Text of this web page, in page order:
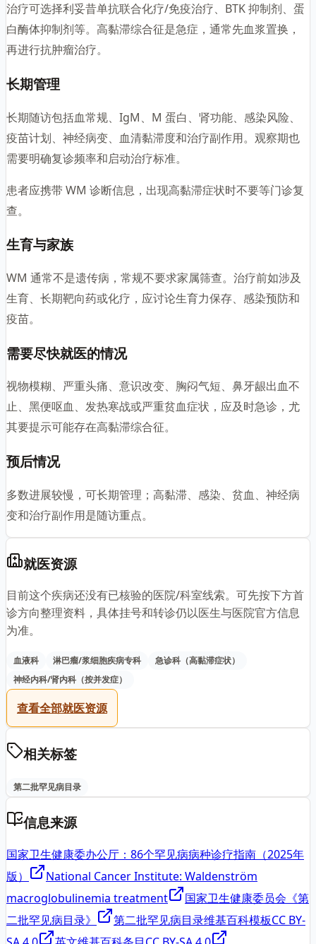
治疗可选择利妥昔单抗联合化疗/免疫治疗、BTK 抑制剂、蛋
白酶体抑制剂等。高黏滞综合征是急症，通常先血浆置换，
再进行抗肿瘤治疗。
长期管理
长期随访包括血常规、IgM、M 蛋白、肾功能、感染风险、
疫苗计划、神经病变、血清黏滞度和治疗副作用。观察期也
需要明确复诊频率和启动治疗标准。
患者应携带 WM 诊断信息，出现高黏滞症状时不要等门诊复
查。
生育与家族
WM 通常不是遗传病，常规不要求家属筛查。治疗前如涉及
生育、长期靶向药或化疗，应讨论生育力保存、感染预防和
疫苗。
需要尽快就医的情况
视物模糊、严重头痛、意识改变、胸闷气短、鼻牙龈出血不
止、黑便呕血、发热寒战或严重贫血症状，应及时急诊，尤
其要提示可能存在高黏滞综合征。
预后情况
多数进展较慢，可长期管理；高黏滞、感染、贫血、神经病
变和治疗副作用是随访重点。
就医资源
目前这个疾病还没有已核验的医院/科室线索。可先按下方首
诊方向整理资料，具体挂号和转诊仍以医生与医院官方信息
为准。
血液科 淋巴瘤/浆细胞疾病专科
急诊科（高黏滞症状）
神经内科/肾内科（按并发症）
查看全部就医资源
相关标签
第二批罕见病目录
信息来源
国家卫生健康委办公厅：86个罕见病病种诊疗指南（2025年
版）
National Cancer Institute: Waldenström
macroglobulinemia treatment
国家卫生健康委员会《第
二批罕见病目录》
第二批罕见病目录维基百科模板CC BY-